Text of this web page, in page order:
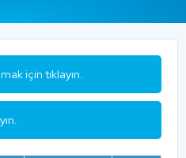
için tıklayın.